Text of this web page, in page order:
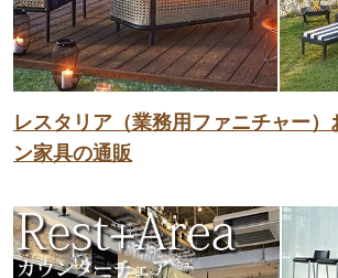
レスタリア（業務用ファニチャー）
ン家具の通販